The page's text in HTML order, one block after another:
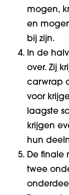
mogen,
en
bij zijn.
In de
over. Zij
carwrap
voor
laagste
krijgen
hun
De finale
twee